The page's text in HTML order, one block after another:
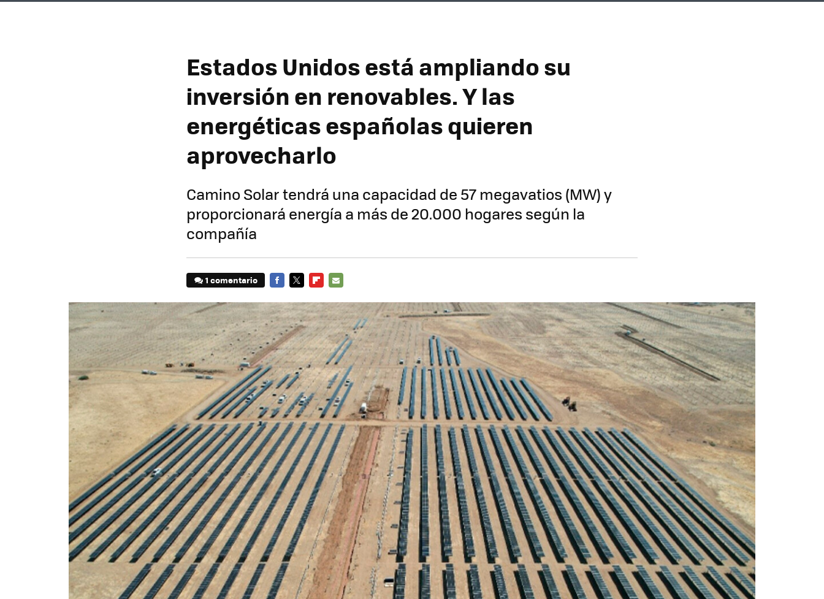
Estados Unidos está ampliando su
inversión en renovables. Y las
energéticas españolas quieren
aprovecharlo
Camino Solar tendrá una capacidad de 57 megavatios (MW) y
proporcionará energía a más de 20.000 hogares según la
compañía
1 comentario
MAIL